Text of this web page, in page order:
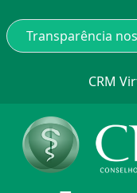
CRM